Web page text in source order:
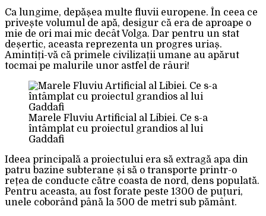
Ca lungime, depășea multe fluvii europene. În ceea ce
privește volumul de apă, desigur că era de aproape o
mie de ori mai mic decât Volga. Dar pentru un stat
deșertic, aceasta reprezenta un progres uriaș.
Amintiți-vă că primele civilizații umane au apărut
tocmai pe malurile unor astfel de râuri!
Marele Fluviu Artificial al Libiei. Ce s-a
întâmplat cu proiectul grandios al lui
Gaddafi
Ideea principală a proiectului era să extragă apa din
patru bazine subterane și să o transporte printr-o
rețea de conducte către coasta de nord, dens populată.
Pentru aceasta, au fost forate peste 1300 de puțuri,
unele coborând până la 500 de metri sub pământ.